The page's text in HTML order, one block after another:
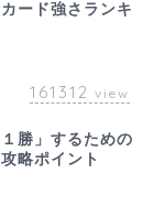
ード強さランキ
161312 view
勝」するための
略ポイント